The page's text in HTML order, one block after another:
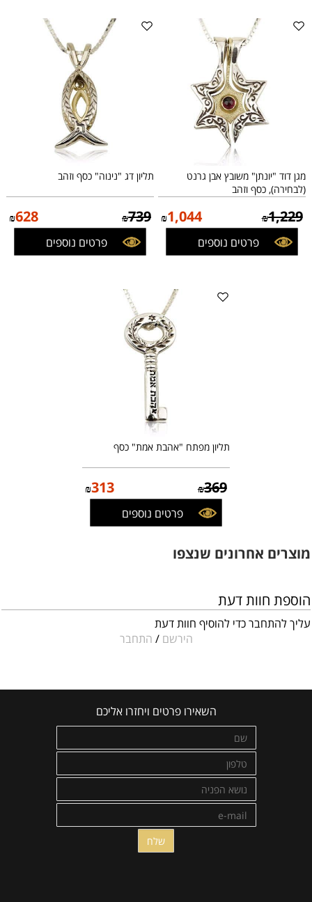
מגן דוד "יונתן" משובץ אבן גרנט
(לבחירה), כסף וזהב
₪1,229
₪1,044
פרטים נוספים
תליון דג "נינוה" כסף וזהב
₪739
₪628
פרטים נוספים
תליון מפתח "אהבת אמת" כסף
₪369
₪313
פרטים נוספים
מוצרים אחרונים שנצפו
הוספת חוות דעת
עליך להתחבר כדי להוסיף חוות דעת
הירשם / התחבר
השאירו פרטים ויחזרו אליכם